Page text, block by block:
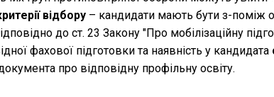
відбору – кандидати мають бути з-поміж
до ст. 23 Закону "Про мобілізаційну
фахової підготовки та наявність у кандидата
про відповідну профільну освіту.